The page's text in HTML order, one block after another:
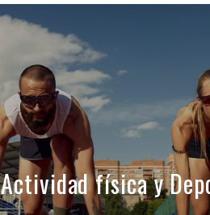
Actividad física y